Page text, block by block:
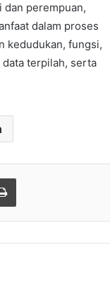
perempuan,
dalam proses
kedudukan, fungsi,
data terpilah, serta